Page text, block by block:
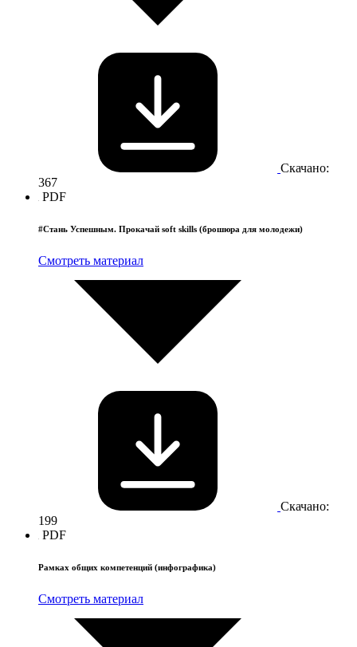
Скачано:
367
PDF
#Стань Успешным. Прокачай soft skills (брошюра для молодежи)
Смотреть материал
Скачано:
199
PDF
Рамках общих компетенций (инфографика)
Смотреть материал